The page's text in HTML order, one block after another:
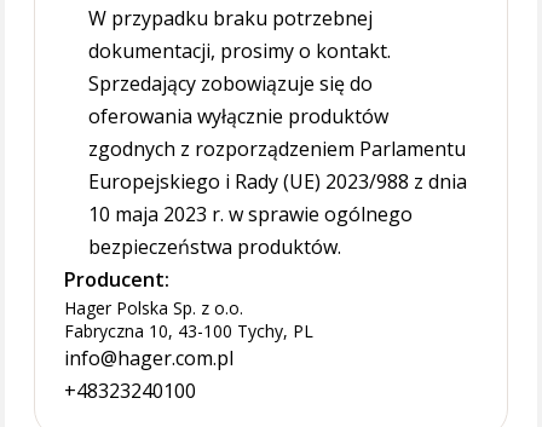
W przypadku braku potrzebnej
dokumentacji, prosimy o kontakt.
Sprzedający zobowiązuje się do
oferowania wyłącznie produktów
zgodnych z rozporządzeniem Parlamentu
Europejskiego i Rady (UE) 2023/988 z dnia
10 maja 2023 r. w sprawie ogólnego
bezpieczeństwa produktów.
Producent:
Hager Polska Sp. z o.o.
Fabryczna 10, 43-100 Tychy, PL
info@hager.com.pl
+48323240100